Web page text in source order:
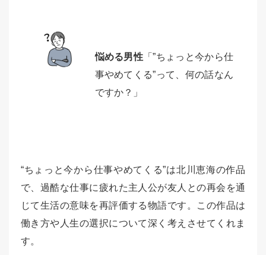
悩める男性 「”ちょっと今から仕
事やめてくる”って、何の話なん
ですか？」
“ちょっと今から仕事やめてくる”は北川恵海の作品
で、過酷な仕事に疲れた主人公が友人との再会を通
じて生活の意味を再評価する物語です。この作品は
働き方や人生の選択について深く考えさせてくれま
す。